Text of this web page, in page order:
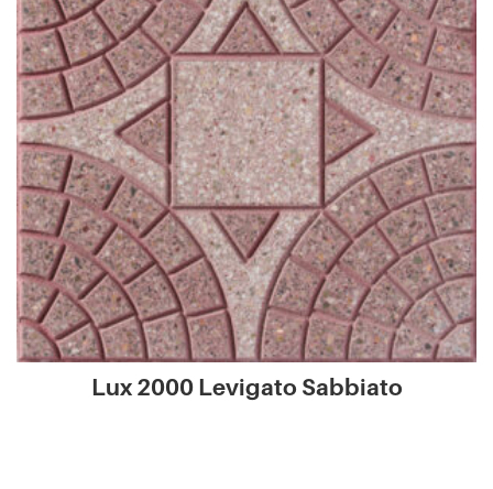
Lux 2000 Levigato Sabbiato